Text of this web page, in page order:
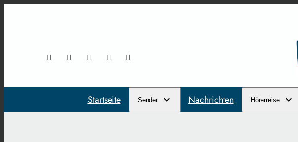
Startseite Sender Nachrichten Hörerreise